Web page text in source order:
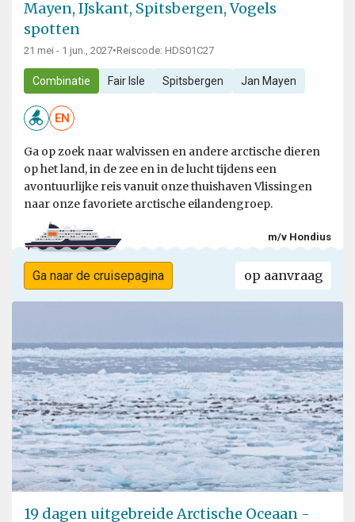
Mayen, IJskant, Spitsbergen, Vogels
spotten
21 mei - 1 jun., 2027•Reiscode: HDS01C27
Combinatie Fair Isle Spitsbergen Jan Mayen
EN
Ga op zoek naar walvissen en andere arctische dieren
op het land, in de zee en in de lucht tijdens een
avontuurlijke reis vanuit onze thuishaven Vlissingen
naar onze favoriete arctische eilandengroep.
m/v Hondius
Ga naar de cruisepagina op aanvraag
19 dagen uitgebreide Arctische Oceaan -